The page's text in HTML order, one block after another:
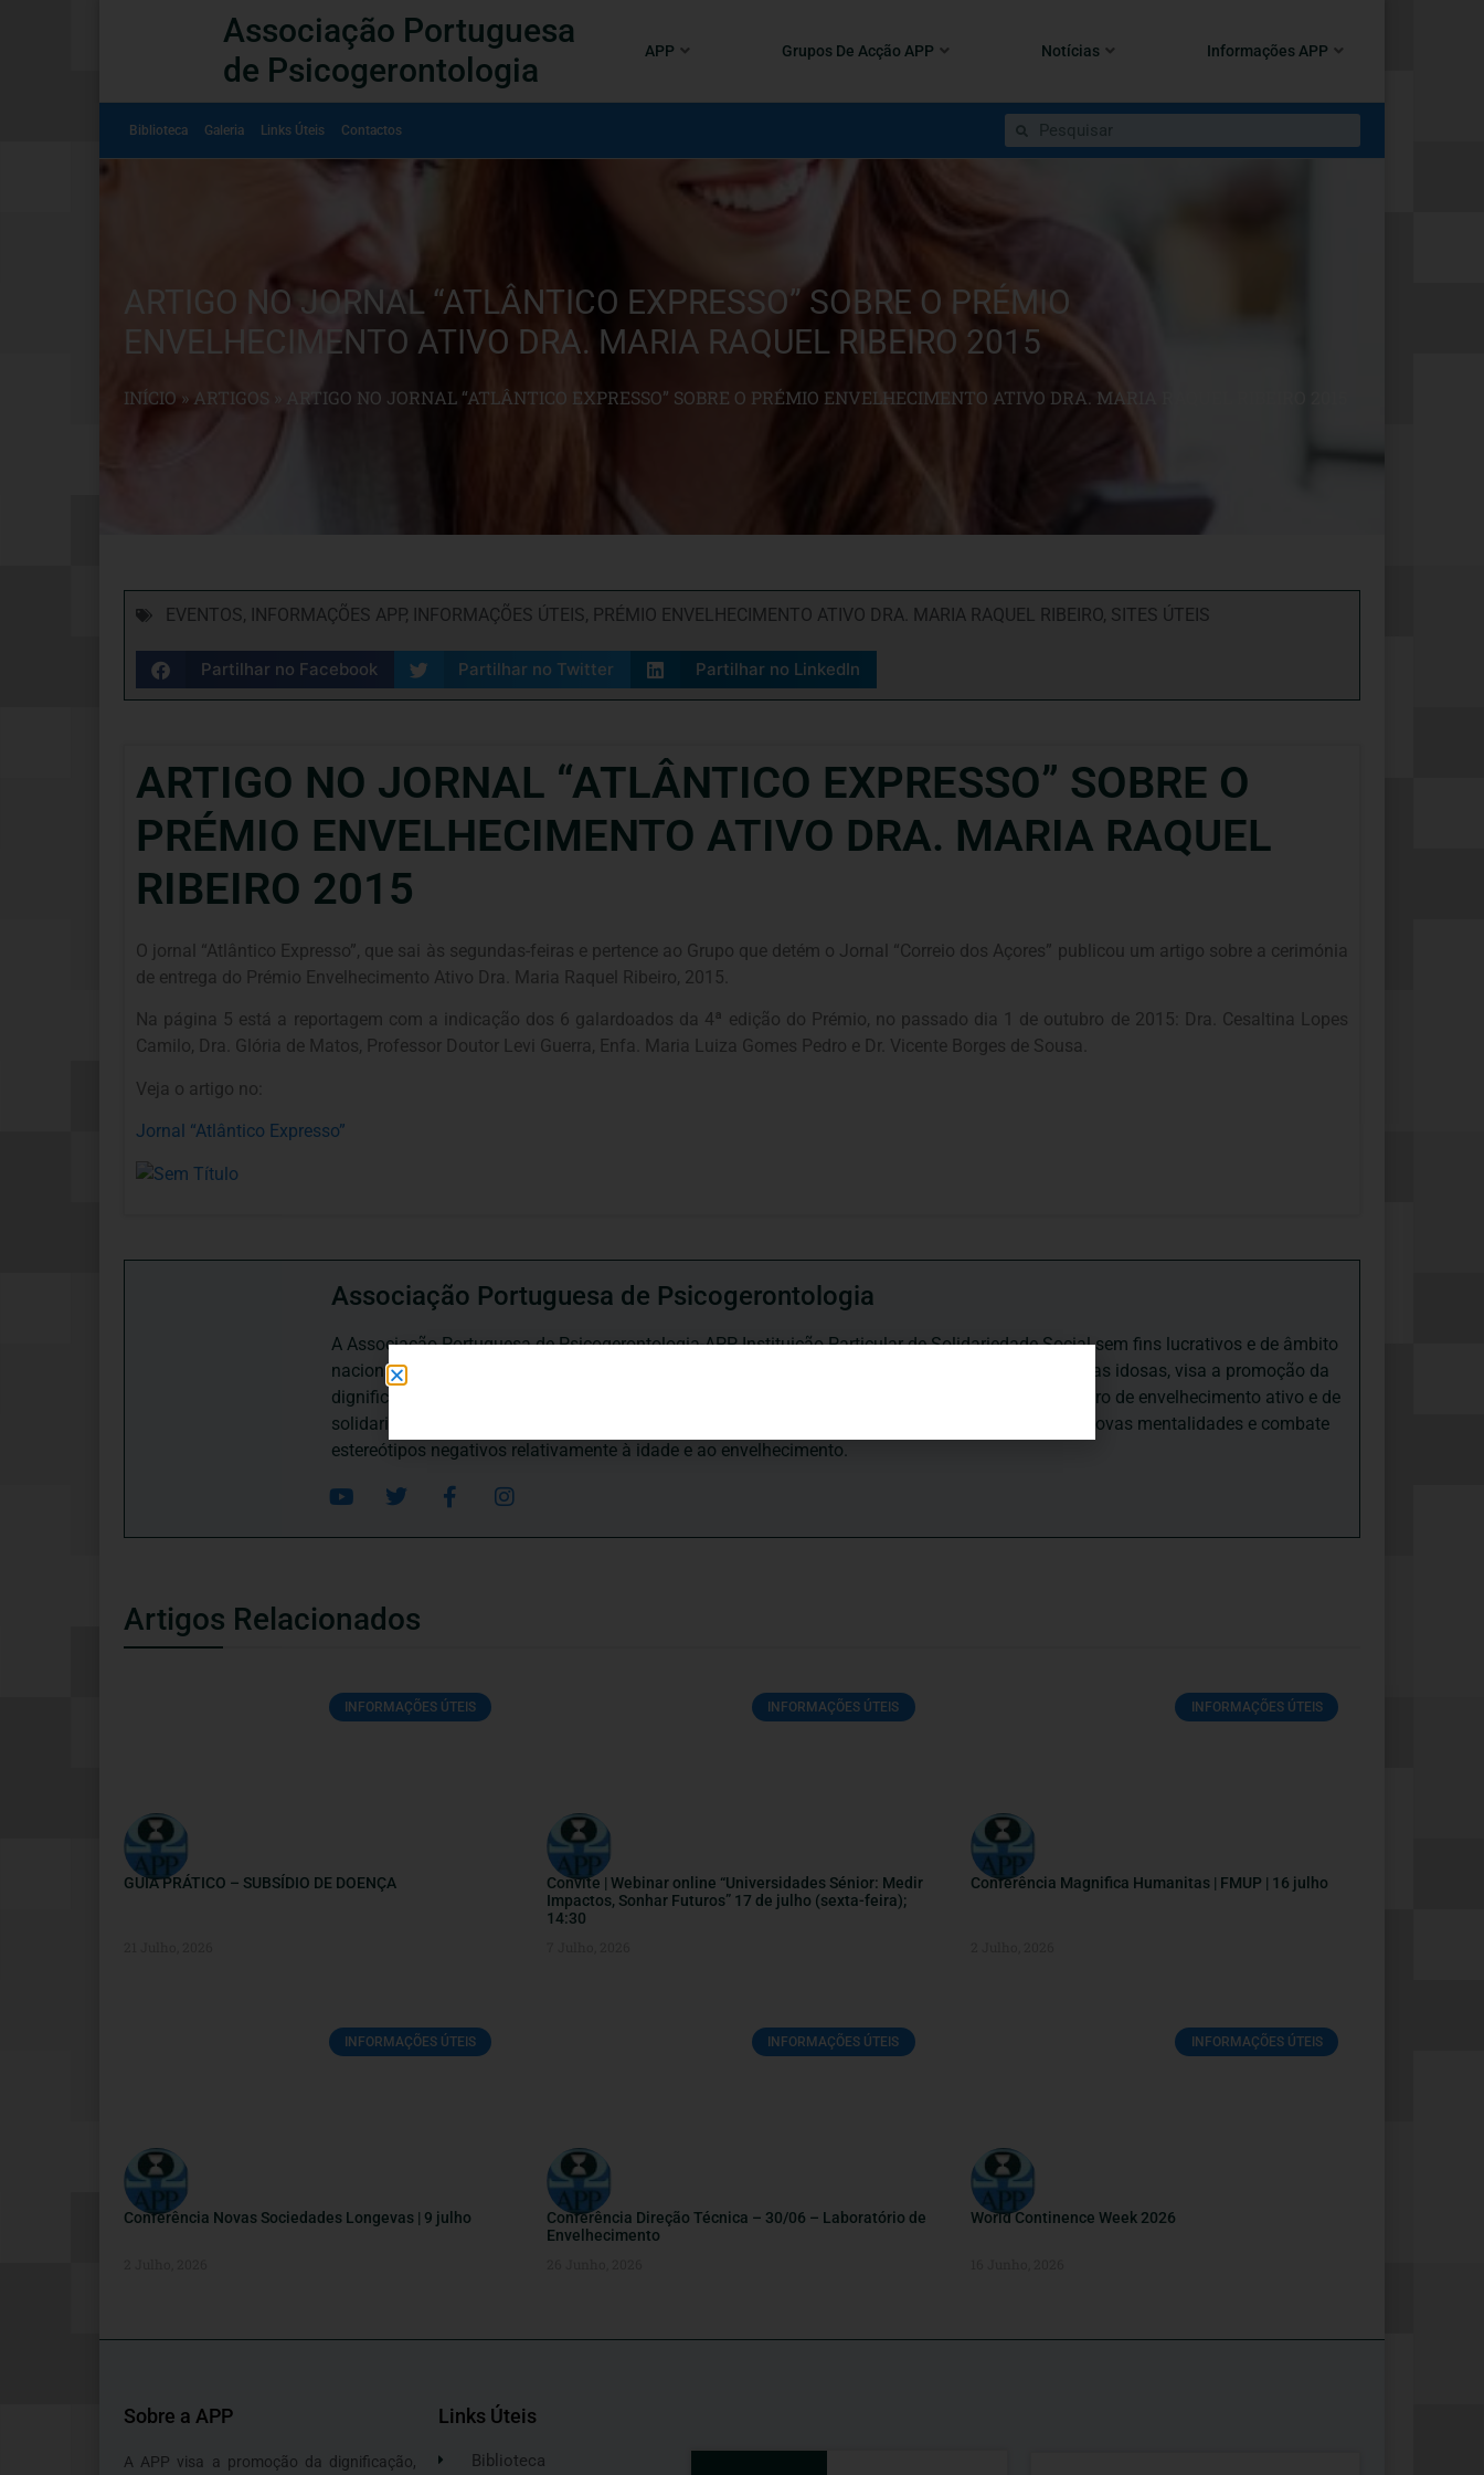
Associação Portuguesa
de Psicogerontologia
APP Grupos De Acção APP Notícias Informações APP
Biblioteca Galeria Links Úteis Contactos
ARTIGO NO JORNAL “ATLÂNTICO EXPRESSO” SOBRE O PRÉMIO
ENVELHECIMENTO ATIVO DRA. MARIA RAQUEL RIBEIRO 2015
INÍCIO » ARTIGOS ARTIGO NO JORNAL “ATLÂNTICO EXPRESSO” SOBRE O PRÉMIO ENVELHECIMENTO ATIVO DRA. MARIA RAQUEL RIBEIRO 2015
EVENTOS, INFORMAÇÕES APP, INFORMAÇÕES ÚTEIS, PRÉMIO ENVELHECIMENTO ATIVO DRA. MARIA RAQUEL RIBEIRO, SITES ÚTEIS
Partilhar no Facebook Partilhar no Twitter Partilhar no LinkedIn
ARTIGO NO JORNAL “ATLÂNTICO EXPRESSO” SOBRE O
PRÉMIO ENVELHECIMENTO ATIVO DRA. MARIA RAQUEL
RIBEIRO 2015
O jornal “Atlântico Expresso”, que sai às segundas-feiras e pertence ao Grupo que detém o Jornal “Correio dos Açores” publicou um artigo sobre a cerimónia
de entrega do Prémio Envelhecimento Ativo Dra. Maria Raquel Ribeiro, 2015.
Na página 5 está a reportagem com a indicação dos 6 galardoados da 4ª edição do Prémio, no passado dia 1 de outubro de 2015: Dra. Cesaltina Lopes
Camilo, Dra. Glória de Matos, Professor Doutor Levi Guerra, Enfa. Maria Luiza Gomes Pedro e Dr. Vicente Borges de Sousa.
Veja o artigo no:
Jornal “Atlântico Expresso”
Associação Portuguesa de Psicogerontologia
A Associação Portuguesa de Psicogerontologia-APP, Instituição Particular de Solidariedade Social sem fins lucrativos e de âmbito
nacional, dedica-se às questões biopsicológicas e sociais inerentes ao envelhecimento e às pessoas idosas, visa a promoção da
dignificação, respeito, saúde, autonomia, participação e segurança das pessoas idosas, num quadro de envelhecimento ativo e de
solidariedade intergeracional, e de uma sociedade mais inclusiva para todas as idades, promove novas mentalidades e combate
estereótipos negativos relativamente à idade e ao envelhecimento.
Artigos Relacionados
INFORMAÇÕES ÚTEIS
GUIA PRÁTICO – SUBSÍDIO DE DOENÇA
INFORMAÇÕES ÚTEIS
Convite | Webinar online “Universidades Sénior: Medir
Impactos, Sonhar Futuros” 17 de julho (sexta-feira);
14:30
INFORMAÇÕES ÚTEIS
Conferência Magnifica Humanitas | FMUP | 16 julho
INFORMAÇÕES ÚTEIS
Conferência Novas Sociedades Longevas | 9 julho
INFORMAÇÕES ÚTEIS
Conferência Direção Técnica – 30/06 – Laboratório de
Envelhecimento
INFORMAÇÕES ÚTEIS
World Continence Week 2026
Sobre a APP
A APP visa a promoção da dignificação,
Links Úteis
Biblioteca